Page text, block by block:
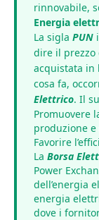
rinnovabile,
Energia
La sigla PUN
dire il prezzo
acquistata in
cosa fa,
Elettrico. Il
Promuovere
produzione
Favorire
La Borsa
Power
dell’energia
energia
dove i